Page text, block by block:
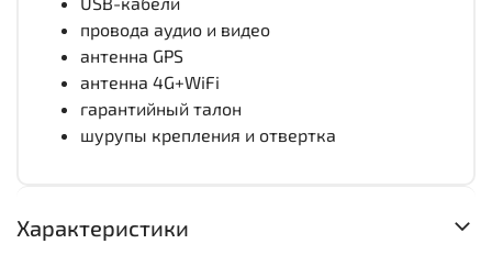
провода аудио и видео
антенна GPS
антенна 4G+WiFi
гарантийный талон
шурупы крепления и отвертка
Характеристики